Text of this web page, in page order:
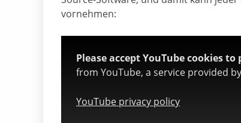
vornehmen:
Please accept YouTube cookies
from YouTube, a service provided
YouTube privacy policy